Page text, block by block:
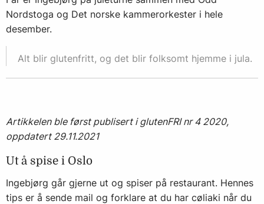
Nordstoga og Det norske kammerorkester i hele
desember.
Alt blir glutenfritt, og det blir folksomt hjemme i jula.
Artikkelen ble først publisert i glutenFRI nr 4 2020,
oppdatert 29.11.2021
Ut å spise i Oslo
Ingebjørg går gjerne ut og spiser på restaurant. Hennes
tips er å sende mail og forklare at du har cøliaki når du